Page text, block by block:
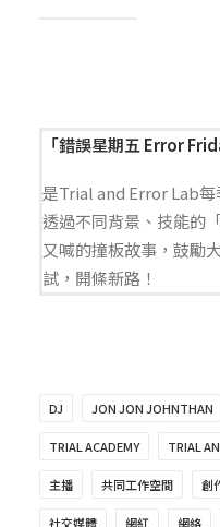
「錯誤星期五 Error
是Trial and Error Lab每
透過不同背景、技能的
又喊的撞板故事，鼓勵
試，開條新路！
DJ JON JON JOHNTHAN
TRIAL ACADEMY TRIAL
主播 共同工作空間 創
社交媒體 網紅 網絡